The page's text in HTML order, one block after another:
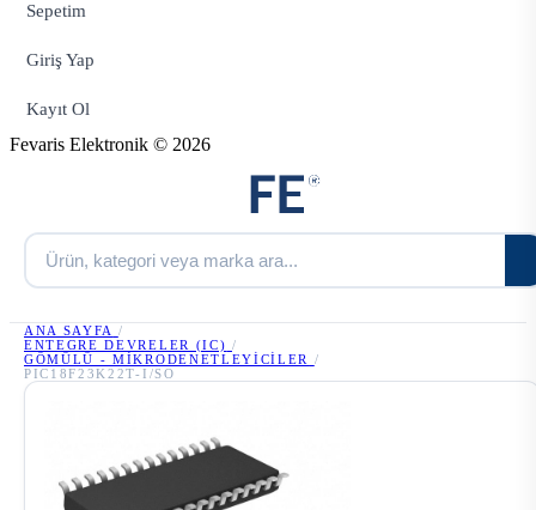
Sepetim
Giriş Yap
Kayıt Ol
Fevaris Elektronik © 2026
ANA SAYFA /
ENTEGRE DEVRELER (IC) /
GÖMÜLÜ - MIKRODENETLEYICILER
/
PIC18F23K22T-I/SO